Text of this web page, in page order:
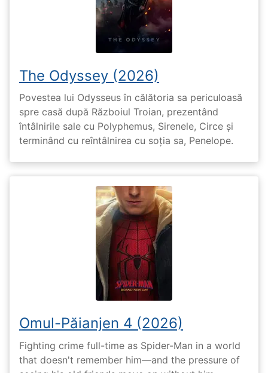
The Odyssey (2026)
Povestea lui Odysseus în călătoria sa periculoasă
spre casă după Războiul Troian, prezentând
întâlnirile sale cu Polyphemus, Sirenele, Circe și
terminând cu reîntâlnirea cu soția sa, Penelope.
Omul-Păianjen 4 (2026)
Fighting crime full-time as Spider-Man in a world
that doesn't remember him—and the pressure of